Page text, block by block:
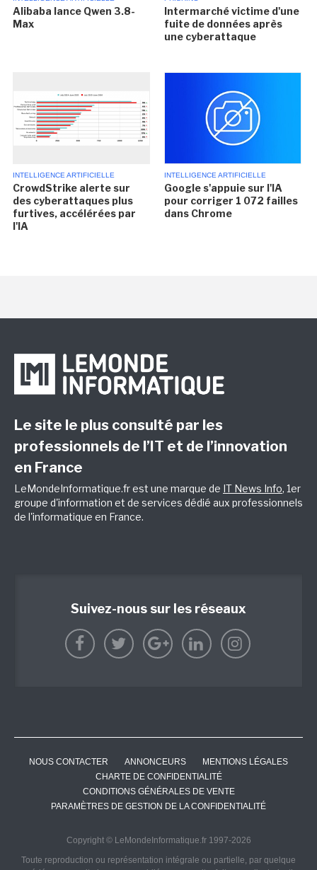
Alibaba lance Qwen 3.8-
Max
Intermarché victime d'une
fuite de données après
une cyberattaque
INTELLIGENCE ARTIFICIELLE
CrowdStrike alerte sur
des cyberattaques plus
furtives, accélérées par
l'IA
INTELLIGENCE ARTIFICIELLE
Google s'appuie sur l'IA
pour corriger 1 072 failles
dans Chrome
Le site le plus consulté par les
professionnels de l’IT et de l’innovation
en France
LeMondeInformatique.fr est une marque de IT News Info, 1er
groupe d'information et de services dédié aux professionnels
de l'informatique en France.
Suivez-nous sur les réseaux
NOUS CONTACTER ANNONCEURS
MENTIONS LÉGALES
CHARTE DE CONFIDENTIALITÉ
CONDITIONS GÉNÉRALES DE VENTE
PARAMÈTRES DE GESTION DE LA CONFIDENTIALITÉ
Copyright © LeMondeInformatique.fr 1997-2026
Toute reproduction ou représentation intégrale ou partielle, par quelque